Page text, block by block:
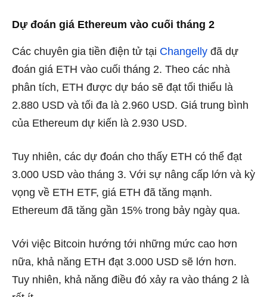
Dự đoán giá Ethereum vào cuối tháng 2
Các chuyên gia tiền điện tử tại Changelly đã dự
đoán giá ETH vào cuối tháng 2. Theo các nhà
phân tích, ETH được dự báo sẽ đạt tối thiểu là
2.880 USD và tối đa là 2.960 USD. Giá trung bình
của Ethereum dự kiến ​​là 2.930 USD.
Tuy nhiên, các dự đoán cho thấy ETH có thể đạt
3.000 USD vào tháng 3. Với sự nâng cấp lớn và kỳ
vọng về ETH ETF, giá ETH đã tăng mạnh.
Ethereum đã tăng gần 15% trong bảy ngày qua.
Với việc Bitcoin hướng tới những mức cao hơn
nữa, khả năng ETH đạt 3.000 USD sẽ lớn hơn.
Tuy nhiên, khả năng điều đó xảy ra vào tháng 2 là